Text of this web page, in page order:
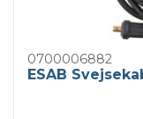
0700006882
ESAB